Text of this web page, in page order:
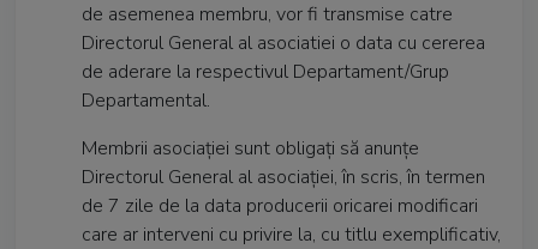
de asemenea membru, vor fi transmise catre
Directorul General al asociatiei o data cu cererea
de aderare la respectivul Departament/Grup
Departamental.
Membrii asociaţiei sunt obligaţi să anunţe
Directorul General al asociaţiei, în scris, în termen
de 7 zile de la data producerii oricarei modificari
care ar interveni cu privire la, cu titlu exemplificativ,